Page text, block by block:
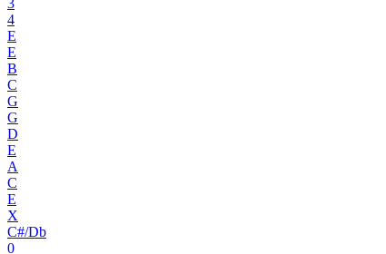
4
E
E
B
C
G
G
D
E
A
C
E
X
C#/Db
0